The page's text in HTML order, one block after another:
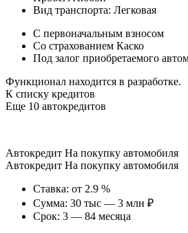
Вид транспорта: Легковая
С первоначальным взносом
Со страхованием Каско
Под залог приобретаемого
Функционал находится в разработке.
К списку кредитов
Еще 10 автокредитов
Автокредит На покупку автомобиля
Автокредит На покупку автомобиля
Ставка: от 2.9 %
Сумма: 30 тыс — 3 млн ₽
Срок: 3 — 84 месяца